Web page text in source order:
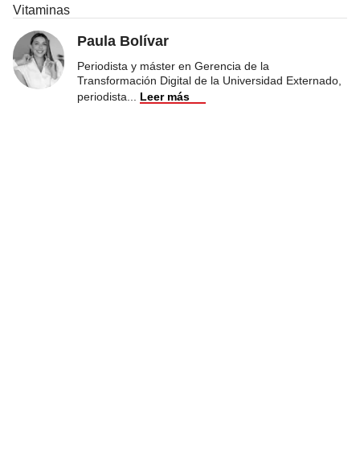
Vitaminas
Paula Bolívar
Periodista y máster en Gerencia de la
Transformación Digital de la Universidad Externado,
periodista
Leer más